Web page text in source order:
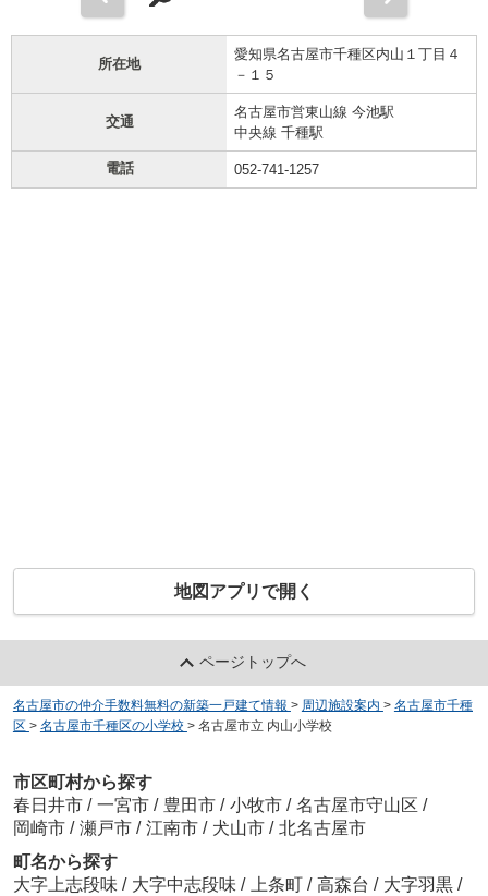
所在地
愛知県名古屋市千種区内山１丁目４
－１５
交通
名古屋市営東山線 今池駅
中央線 千種駅
電話 052-741-1257
地図アプリで開く
ページトップへ
名古屋市の仲介手数料無料の新築一戸建て情報 > 周辺施設案内 > 名古屋市千種
区 > 名古屋市千種区の小学校 > 名古屋市立 内山小学校
市区町村から探す
春日井市 / 一宮市 / 豊田市 / 小牧市 / 名古屋市守山区 /
岡崎市 / 瀬戸市 / 江南市 / 犬山市 / 北名古屋市
町名から探す
大字上志段味 / 大字中志段味 / 上条町 / 高森台 / 大字羽黒 /